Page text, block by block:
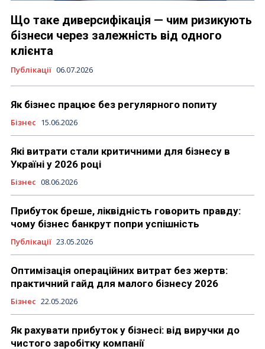
Що таке диверсифікація — чим ризикують
бізнеси через залежність від одного
клієнта
Публікації 06.07.2026
Як бізнес працює без регулярного попиту
Бізнес 15.06.2026
Які витрати стали критичними для бізнесу в
Україні у 2026 році
Бізнес 08.06.2026
Прибуток бреше, ліквідність говорить правду:
чому бізнес банкрут попри успішність
Публікації 23.05.2026
Оптимізація операційних витрат без жертв:
практичний гайд для малого бізнесу 2026
Бізнес 22.05.2026
Як рахувати прибуток у бізнесі: від виручки до
чистого заробітку компанії